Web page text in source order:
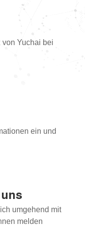
Yuchai bei
ein und
umgehend mit
melden